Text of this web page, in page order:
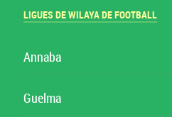
LIGUES DE WILAYA DE FOOTBALL
Annaba
Guelma